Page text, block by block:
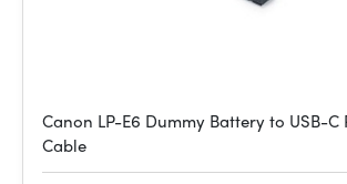
Canon LP-E6 Dummy Battery to USB-C
Cable